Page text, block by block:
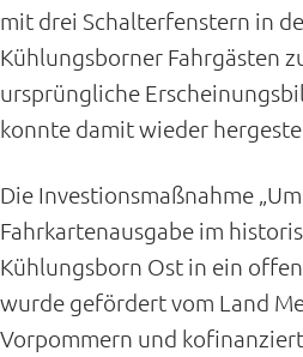
mit drei Schalterfenstern in
Kühlungsborner Fahrgästen
ursprüngliche
konnte damit wieder
Die Investionsmaßnahme
Fahrkartenausgabe im
Kühlungsborn Ost in ein
wurde gefördert vom Land
Vorpommern und